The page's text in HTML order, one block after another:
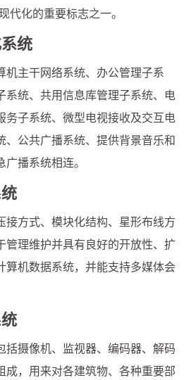
代化的重要标志之一。
统
机主干网络系统、办公管理子系
系统、共用信息库管理子系统、电
务子系统、微型电视接收及交互电
、公共广播系统、提供背景音乐和
播系统相连。
接方式、模块化结构、星形布线方
管理维护并具有良好的开放性、扩
算机数据系统，并能支持多媒体会
括摄像机、监视器、编码器、解码
成，用来对各建筑物、各种重要部